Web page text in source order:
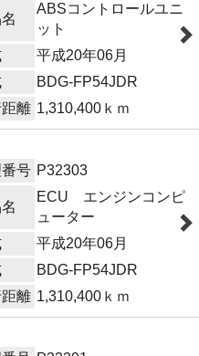
ABSコントロールユニ
ット
平成20年06月
BDG-FP54JDR
離 1,310,400ｋｍ
号 P32303
ECU エンジンコンピ
ューター
平成20年06月
BDG-FP54JDR
離 1,310,400ｋｍ